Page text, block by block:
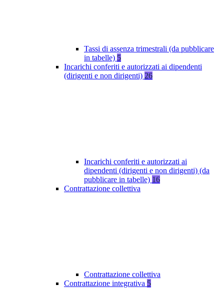
Tassi di assenza trimestrali (da pubblicare
in tabelle) 5
Incarichi conferiti e autorizzati ai dipendenti
(dirigenti e non dirigenti) 26
Incarichi conferiti e autorizzati ai
dipendenti (dirigenti e non dirigenti) (da
pubblicare in tabelle) 16
Contrattazione collettiva
Contrattazione collettiva
Contrattazione integrativa 5